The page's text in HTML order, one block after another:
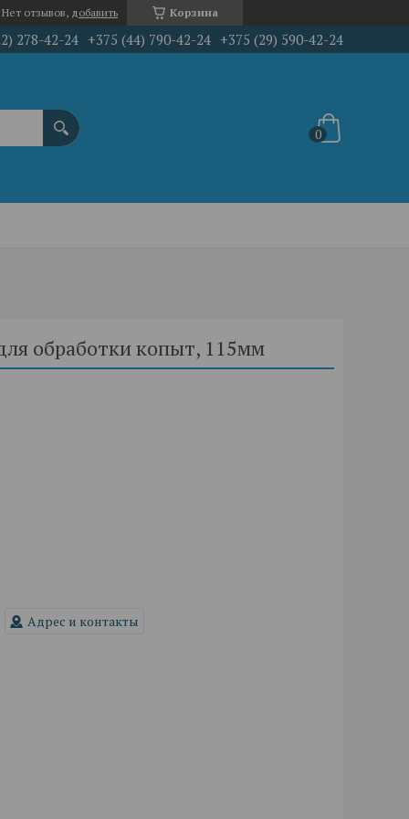
Корзина
Нет отзывов, добавить
278-42-24 +375 (44) 790-42-24 +375 (29) 590-42-24
обработки копыт, 115мм
Адрес и контакты